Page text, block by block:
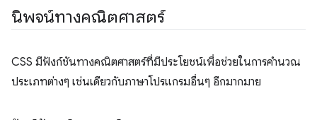
นิพจน์ทางคณิตศาสตร์
CSS มีฟังก์ชันทางคณิตศาสตร์ที่มีประโยชน์เพื่อช่วยในการคำนวณ
ประเภทต่างๆ เช่นเดียวกับภาษาโปรแกรมอื่นๆ อีกมากมาย